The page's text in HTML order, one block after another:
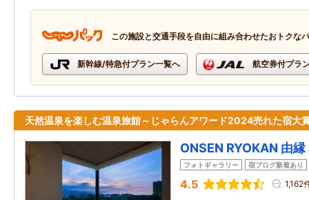
この施設と交通手段を自由に組み合わせたおトクな
新幹線/特急付プラン一覧へ 航空券付プラ
天然温泉を楽しむ温泉旅館～じゃらんアワード2024売れた宿大
ONSEN RYOKAN 由縁
フォトギャラリー 宿ブログ新着あり
4.5 1,162